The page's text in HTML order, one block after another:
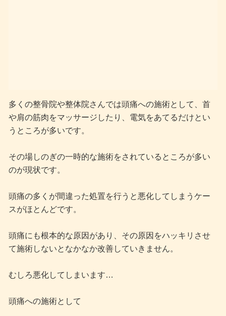
多くの整骨院や整体院さんでは頭痛への施術として、首
や肩の筋肉をマッサージしたり、電気をあてるだけとい
うところが多いです。
その場しのぎの一時的な施術をされているところが多い
のが現状です。
頭痛の多くが間違った処置を行うと悪化してしまうケー
スがほとんどです。
頭痛にも根本的な原因があり、その原因をハッキリさせ
て施術しないとなかなか改善していきません。
むしろ悪化してしまいます…
頭痛への施術として